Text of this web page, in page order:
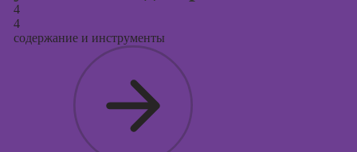
4
4
содержание и инструменты